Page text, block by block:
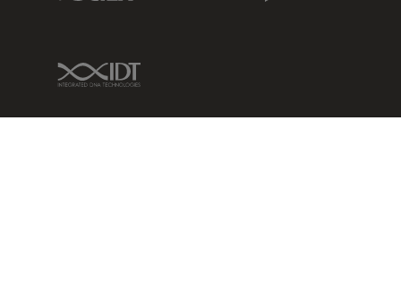
IDT Link